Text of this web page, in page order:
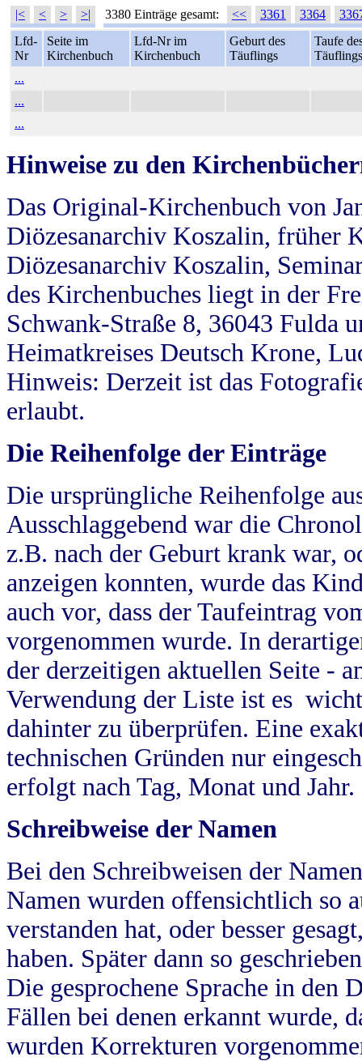
|< < > >| 3380 Einträge gesamt: << 3361 3364
Lfd-
Nr
Seite im
Kirchenbuch
Lfd-Nr im
Kirchenbuch
Geburt des
Täuflings
Taufe
Täuflings
...
...
...
Hinweise zu den
Das Original-Kirchenbuch von
Diözesanarchiv Koszalin, früher
Diözesanarchiv Koszalin,
des Kirchenbuches liegt in der
Schwank-Straße 8, 36043 Fulda
Heimatkreises Deutsch Krone,
Hinweis: Derzeit ist das
erlaubt.
Die Reihenfolge der Einträge
Die ursprüngliche Reihenfolge
Ausschlaggebend war die
z.B. nach der Geburt krank war,
anzeigen konnten, wurde das
auch vor, dass der Taufeintrag
vorgenommen wurde. In
der derzeitigen aktuellen Seite -
Verwendung der Liste ist es
dahinter zu überprüfen. Eine
technischen Gründen nur
erfolgt nach Tag, Monat und Jahr.
Schreibweise der Namen
Bei den Schreibweisen der
Namen wurden offensichtlich so
verstanden hat, oder besser
haben. Später dann so
Die gesprochene Sprache in
Fällen bei denen erkannt wurde,
wurden Korrekturen